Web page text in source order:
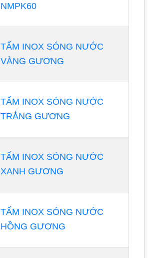
NMPK60
TẤM INOX SÓNG NƯỚC
VÀNG GƯƠNG
TẤM INOX SÓNG NƯỚC
TRẮNG GƯƠNG
TẤM INOX SÓNG NƯỚC
XANH GƯƠNG
TẤM INOX SÓNG NƯỚC
HỒNG GƯƠNG